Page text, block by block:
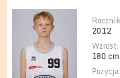
2012
Wzrost:
180 cm
Pozycja: